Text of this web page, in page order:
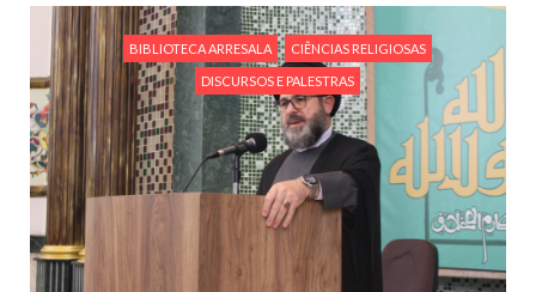
BIBLIOTECA ARRESALA CIÊNCIAS RELIGIOSAS
DISCURSOS E PALESTRAS